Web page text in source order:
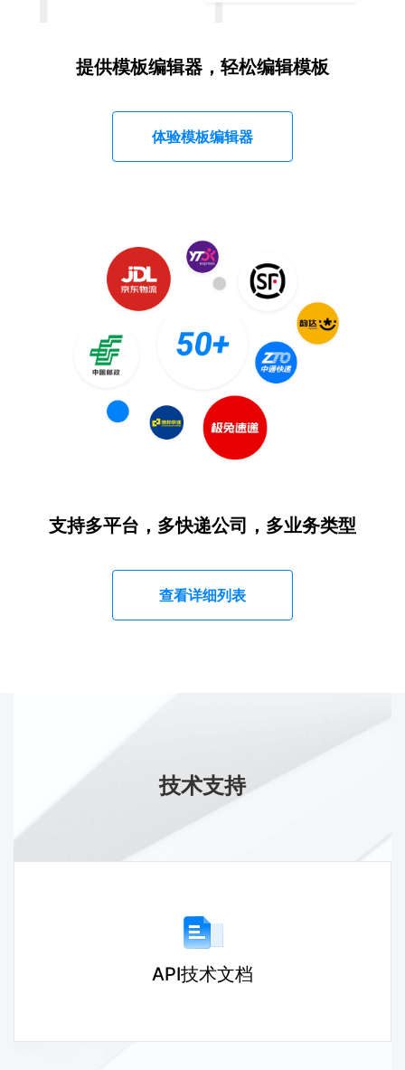
提供模板编辑器，轻松编辑模板
体验模板编辑器
支持多平台，多快递公司，多业务类型
查看详细列表
技术支持
API技术文档